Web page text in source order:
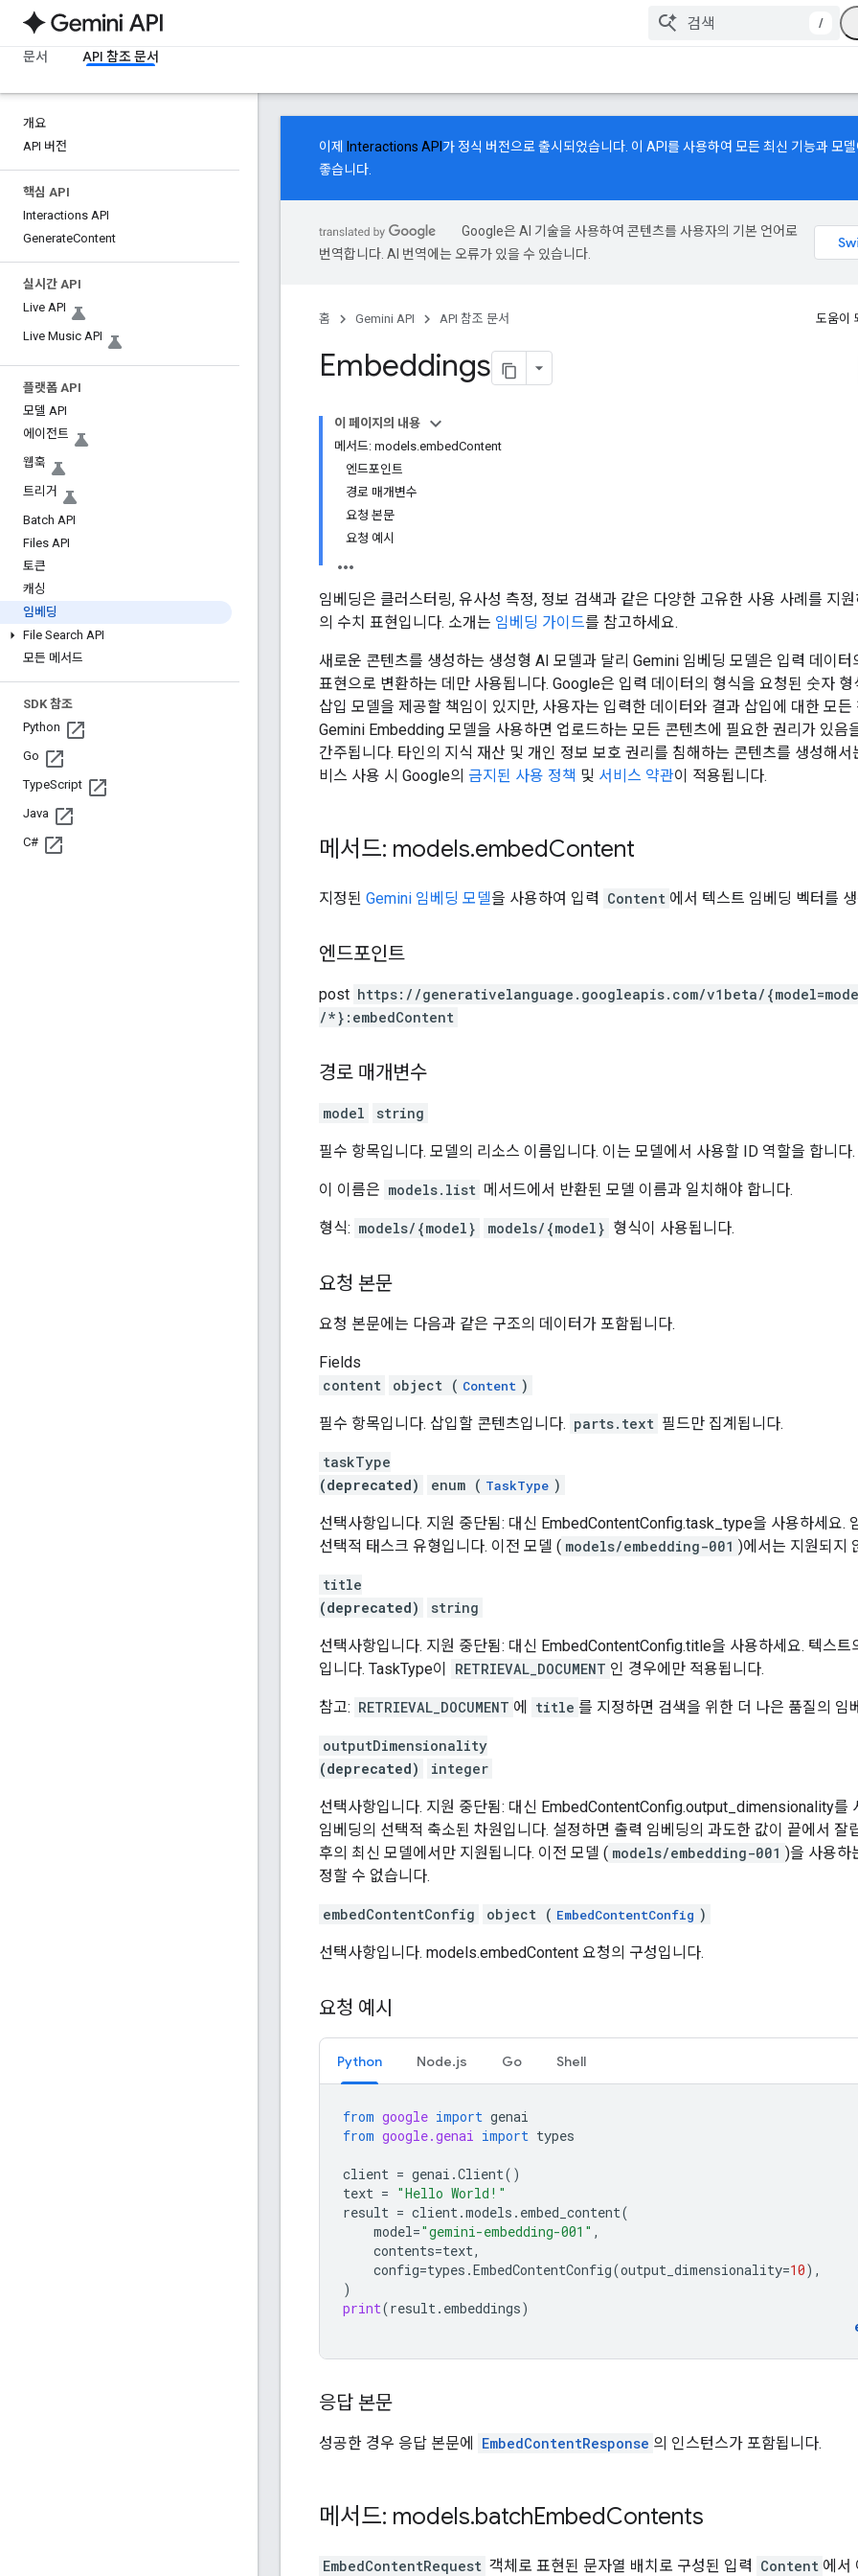
/
문서 API 참조 문서
개요
API 버전
핵심 API
Interactions API
GenerateContent
실시간 API
Live API
Live Music API
플랫폼 API
모델 API
에이전트
웹훅
트리거
Batch API
Files API
토큰
캐싱
임베딩
File Search API
모든 메서드
SDK 참조
Python
Go
TypeScript
Java
C#
이제 Interactions API 가 정식 버전으로 출시되었습니다. 이 API를 사용하여 모든 최신 기능과 모델
좋습니다.
Google은 AI 기술을 사용하여 콘텐츠를 사용자의 기본 언어로
번역합니다. AI 번역에는 오류가 있을 수 있습니다.
홈 Gemini API API 참조 문서 도움이
Embeddings
이 페이지의 내용
메서드: models.embedContent
엔드포인트
경로 매개변수
요청 본문
요청 예시
임베딩은 클러스터링, 유사성 측정, 정보 검색과 같은 다양한 고유한 사용 사례를 지
의 수치 표현입니다. 소개는 임베딩 가이드를 참고하세요.
새로운 콘텐츠를 생성하는 생성형 AI 모델과 달리 Gemini 임베딩 모델은 입력 데이터
표현으로 변환하는 데만 사용됩니다. Google은 입력 데이터의 형식을 요청된 숫자 형
삽입 모델을 제공할 책임이 있지만, 사용자는 입력한 데이터와 결과 삽입에 대한 모든
Gemini Embedding 모델을 사용하면 업로드하는 모든 콘텐츠에 필요한 권리가 있음
간주됩니다. 타인의 지식 재산 및 개인 정보 보호 권리를 침해하는 콘텐츠를 생성해서
비스 사용 시 Google의 금지된 사용 정책 및 서비스 약관이 적용됩니다.
메서드: models.embedContent
지정된 Gemini 임베딩 모델을 사용하여 입력 Content 에서 텍스트 임베딩 벡터를
엔드포인트
post https: / /generativelanguage.googleapis.com/v1beta/
/*}:embedContent
경로 매개변수
model string
필수 항목입니다. 모델의 리소스 이름입니다. 이는 모델에서 사용할 ID 역할을 합니다.
이 이름은 models.list 메서드에서 반환된 모델 이름과 일치해야 합니다.
형식: models/{model} models/{model} 형식이 사용됩니다.
요청 본문
요청 본문에는 다음과 같은 구조의 데이터가 포함됩니다.
Fields
content
object ( Content )
필수 항목입니다. 삽입할 콘텐츠입니다. parts.text 필드만 집계됩니다.
taskType
(deprecated)
enum ( TaskType )
선택사항입니다. 지원 중단됨: 대신 EmbedContentConfig.task_type을 사용하세요.
선택적 태스크 유형입니다. 이전 모델 ( models/embedding-001 )에서는 지원되지
title
(deprecated)
string
선택사항입니다. 지원 중단됨: 대신 EmbedContentConfig.title을 사용하세요. 텍스트
입니다. TaskType이
RETRIEVAL_DOCUMENT 인 경우에만 적용됩니다.
참고: RETRIEVAL_DOCUMENT 에 title 를 지정하면 검색을 위한 더 나은 품질의 임
outputDimensionality
(deprecated)
integer
선택사항입니다. 지원 중단됨: 대신 EmbedContentConfig.output_dimensionality를
임베딩의 선택적 축소된 차원입니다. 설정하면 출력 임베딩의 과도한 값이 끝에서 잘
후의 최신 모델에서만 지원됩니다. 이전 모델 ( models/embedding-001 )을 사용하
정할 수 없습니다.
embedContentConfig object ( EmbedContentConfig )
선택사항입니다. models.embedContent 요청의 구성입니다.
요청 예시
Python Node.js Go Shell
from google import genai
from google.genai import types
client = genai .Client()
text = "Hello World!"
result = client.models . embed_content(
model="gemini-embedding-001" ,
contents=text,
config=types .EmbedContentConfig(output_dimensionality=10),
)
print(result. embeddings)
응답 본문
성공한 경우 응답 본문에 EmbedContentResponse 의 인스턴스가 포함됩니다.
메서드: models.batchEmbedContents
EmbedContentRequest 객체로 표현된 문자열 배치로 구성된 입력 Content 에서